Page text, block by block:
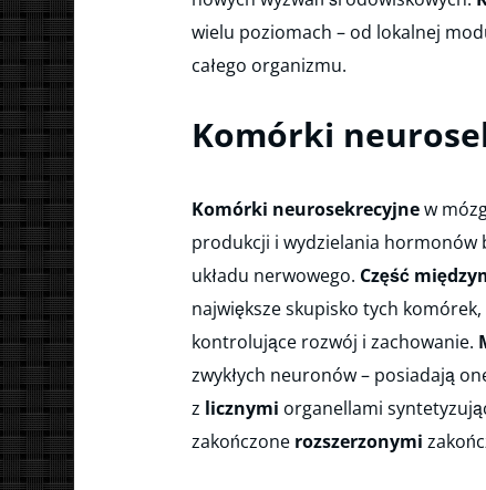
wielu poziomach – od lokalnej
całego organizmu.
Komórki
Komórki neurosekrecyjnew
produkcji i wydzielania
układu nerwowego. Część
największe skupisko tych
kontrolujące rozwój i zachowanie.
zwykłych neuronów – posiadają
z licznymi organellami
zakończone rozszerzonymi